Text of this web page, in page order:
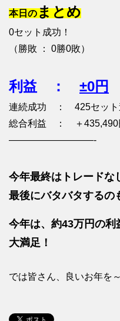
本日のまとめ
0セット成功！
（勝敗 ： 0勝0敗）
利益 ： ±0円
連続成功 ： 425セット
総合利益 ： ＋435,490
—————————-
今年最終はトレードな
最後にバタバタするの
今年は、約43万円の利
大満足！
では皆さん、良いお年を～